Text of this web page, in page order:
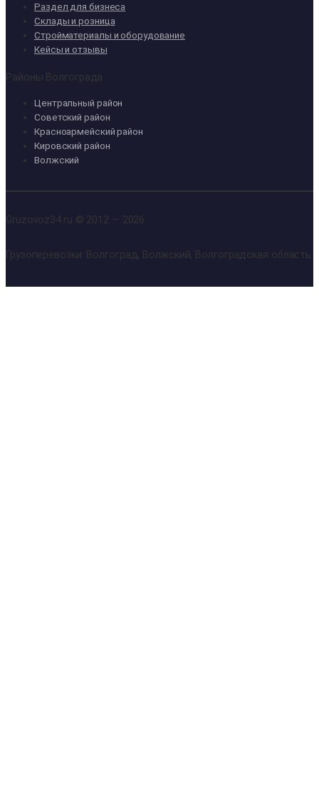
Раздел для бизнеса
Склады и розница
Стройматериалы и оборудование
Кейсы и отзывы
Районы Волгограда
Центральный район
Советский район
Красноармейский район
Кировский район
Волжский
Gruzovoz34.ru © 2012 — 2026
Грузоперевозки: Волгоград, Волжский, Волгоградская область